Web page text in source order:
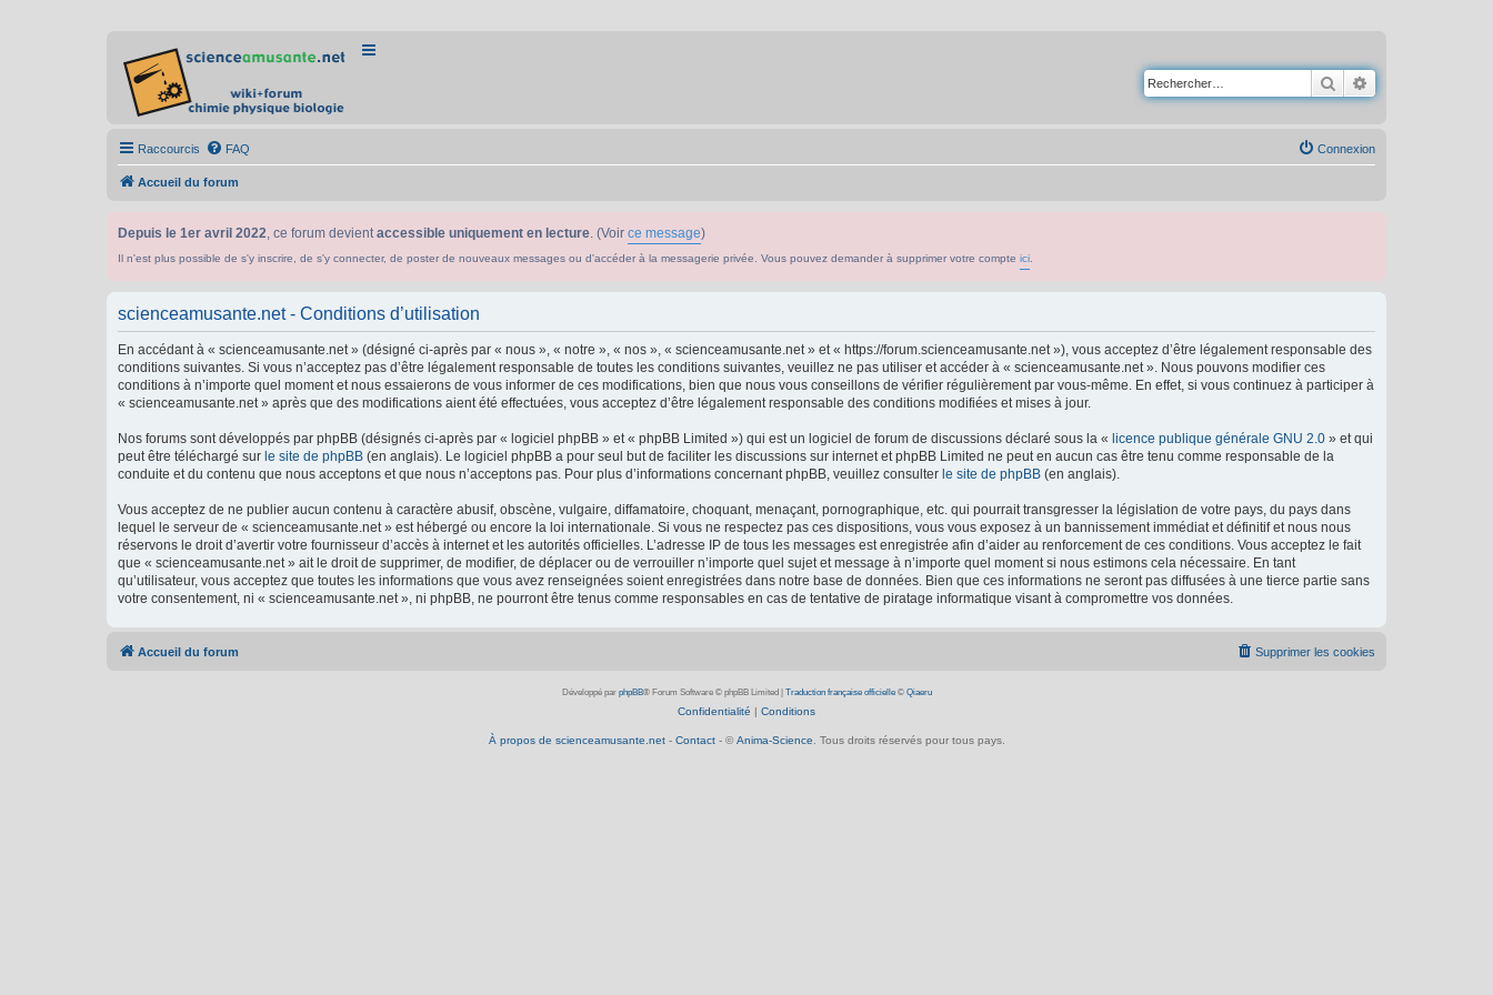
Rechercher
Raccourcis FAQ Connexion
Accueil du forum
Depuis le 1er avril 2022, ce forum devientaccessible uniquement en lecture. (Voir ce message)
Il n'est plus possible de s'y inscrire, de s'y connecter, de poster de nouveaux messages ou d'accéder à la messagerie privée. Vous pouvez demander à supprimer votre compte ici
scienceamusante.net - Conditions d’utilisation
En accédant à « scienceamusante.net » (désigné ci-après par « nous », « notre », « nos », « scienceamusante.net » et « https://forum.scienceamusante.net »), vous acceptez d’être légalement responsable des
conditions suivantes. Si vous n’acceptez pas d’être légalement responsable de toutes les conditions suivantes, veuillez ne pas utiliser et accéder à « scienceamusante.net ». Nous pouvons modifier ces
conditions à n’importe quel moment et nous essaierons de vous informer de ces modifications, bien que nous vous conseillons de vérifier régulièrement par vous-même. En effet, si vous continuez à participer à
« scienceamusante.net » après que des modifications aient été effectuées, vous acceptez d’être légalement responsable des conditions modifiées et mises à jour.
Nos forums sont développés par phpBB (désignés ci-après par « logiciel phpBB » et « phpBB Limited ») qui est un logiciel de forum de discussions déclaré sous la « licence publique générale GNU 2.0 » et qui
peut être téléchargé sur le site de phpBB (en anglais). Le logiciel phpBB a pour seul but de faciliter les discussions sur internet et phpBB Limited ne peut en aucun cas être tenu comme responsable de la
conduite et du contenu que nous acceptons et que nous n’acceptons pas. Pour plus d’informations concernant phpBB, veuillez consulter le site de phpBB (en anglais).
Vous acceptez de ne publier aucun contenu à caractère abusif, obscène, vulgaire, diffamatoire, choquant, menaçant, pornographique, etc. qui pourrait transgresser la législation de votre pays, du pays dans
lequel le serveur de « scienceamusante.net » est hébergé ou encore la loi internationale. Si vous ne respectez pas ces dispositions, vous vous exposez à un bannissement immédiat et définitif et nous nous
réservons le droit d’avertir votre fournisseur d’accès à internet et les autorités officielles. L’adresse IP de tous les messages est enregistrée afin d’aider au renforcement de ces conditions. Vous acceptez le fait
que « scienceamusante.net » ait le droit de supprimer, de modifier, de déplacer ou de verrouiller n’importe quel sujet et message à n’importe quel moment si nous estimons cela nécessaire. En tant
qu’utilisateur, vous acceptez que toutes les informations que vous avez renseignées soient enregistrées dans notre base de données. Bien que ces informations ne seront pas diffusées à une tierce partie sans
votre consentement, ni « scienceamusante.net », ni phpBB, ne pourront être tenus comme responsables en cas de tentative de piratage informatique visant à compromettre vos données.
Accueil du forum Supprimer les cookies
Développé par phpBB® Forum Software © phpBB Limited Traduction française officielle© Qiaeru
Confidentialité | Conditions
À propos de scienceamusante.net- Contact- © Anima-Science . Tous droits réservés pour tous pays.